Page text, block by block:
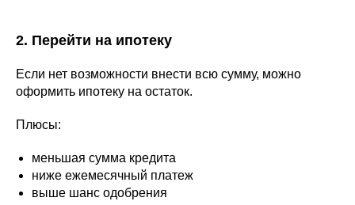
2. Перейти на ипотеку
Если нет возможности внести всю сумму, можно
оформить ипотеку на остаток.
Плюсы:
меньшая сумма кредита
ниже ежемесячный платеж
выше шанс одобрения